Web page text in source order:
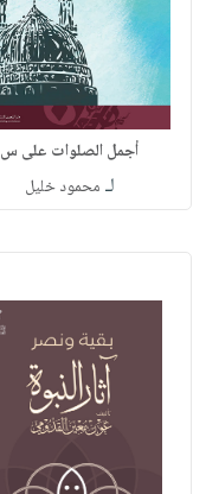
أجمل الصلوات على س
لـ محمود خليل